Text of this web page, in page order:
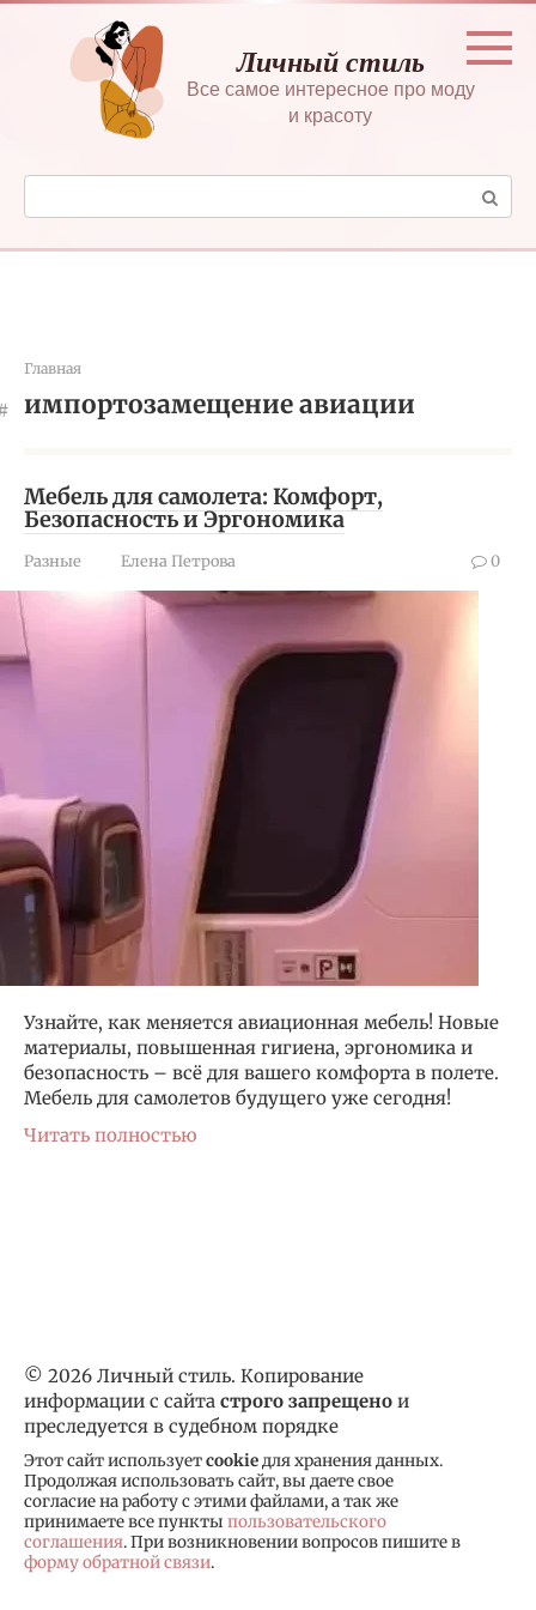
Перейти
контенту
Личный стиль
Все самое интересное про моду
и красоту
Поиск:
Главная
импортозамещение авиации
Мебель для самолета: Комфорт,
Безопасность и Эргономика
Разные Елена Петрова 0
Узнайте, как меняется авиационная мебель! Новые
материалы, повышенная гигиена, эргономика и
безопасность – всё для вашего комфорта в полете.
Мебель для самолетов будущего уже сегодня!
Читать полностью
© 2026 Личный стиль. Копирование
информации с сайта строго запрещено и
преследуется в судебном порядке
Этот сайт используетcookieдля хранения данных.
Продолжая использовать сайт, вы даете свое
согласие на работу с этими файлами, а так же
принимаете все пункты пользовательского
соглашения. При возникновении вопросов пишите в
форму обратной связи.